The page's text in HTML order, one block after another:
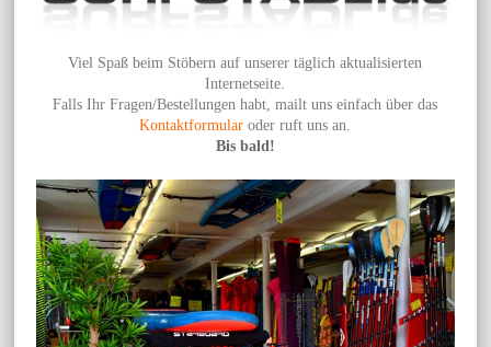
Viel Spaß beim Stöbern auf unserer täglich aktualisierten
Internetseite.
Falls Ihr Fragen/Bestellungen habt, mailt uns einfach über das
Kontaktformular oder ruft uns an.
Bis bald!